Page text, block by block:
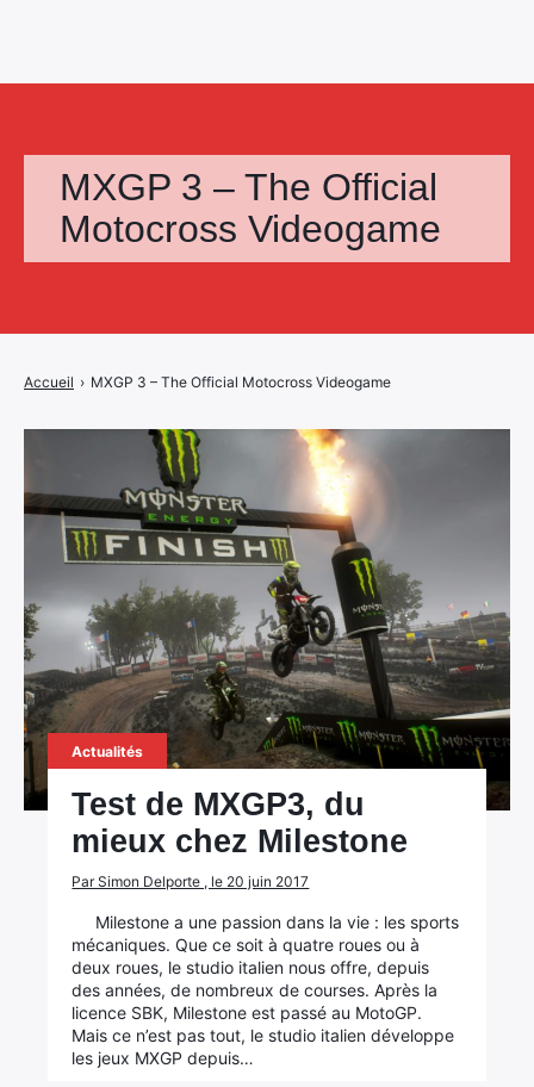
MXGP 3 – The Official
Motocross Videogame
Accueil › MXGP 3 – The Official Motocross Videogame
Actualités
Test de MXGP3, du
mieux chez Milestone
Par Simon Delporte , le 20 juin 2017
Milestone a une passion dans la vie : les sports
mécaniques. Que ce soit à quatre roues ou à
deux roues, le studio italien nous offre, depuis
des années, de nombreux de courses. Après la
licence SBK, Milestone est passé au MotoGP.
Mais ce n’est pas tout, le studio italien développe
les jeux MXGP depuis…